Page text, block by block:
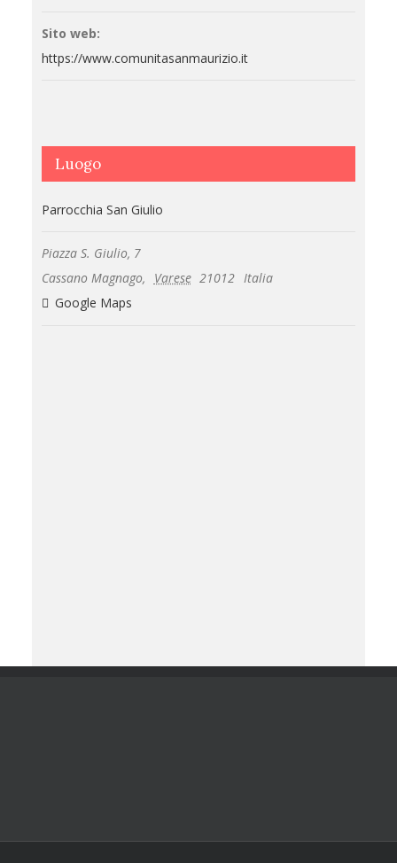
Sito web:
https://www.comunitasanmaurizio.it
Luogo
Parrocchia San Giulio
Piazza S. Giulio, 7
Cassano Magnago, Varese 21012 Italia
Google Maps